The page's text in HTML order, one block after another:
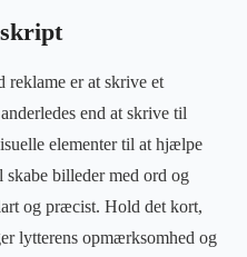
reklame er at skrive et
end at skrive til
elementer til at hjælpe
billeder med ord og
og præcist. Hold det kort,
lytterens opmærksomhed og